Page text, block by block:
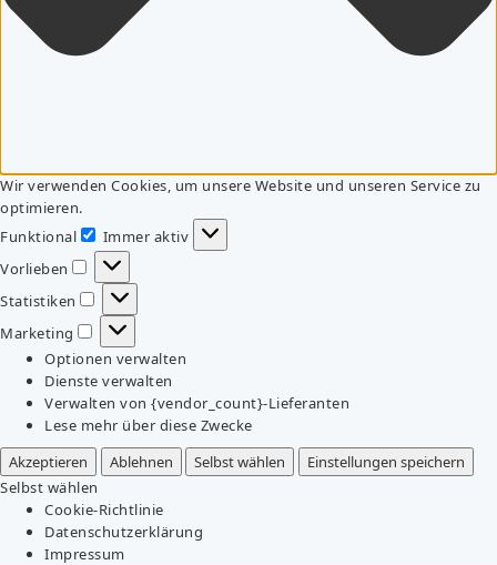
Wir verwenden Cookies, um unsere Website und unseren Service zu
optimieren.
Funktional
Funktional
Immer aktiv
Vorlieben
Vorlieben
Statistiken
Statistiken
Marketing
Marketing
Optionen verwalten
Dienste verwalten
Verwalten von {vendor_count}-Lieferanten
Lese mehr über diese Zwecke
Akzeptieren
Ablehnen Selbst wählen
Einstellungen speichern
Selbst wählen
Cookie-Richtlinie
Datenschutzerklärung
Impressum